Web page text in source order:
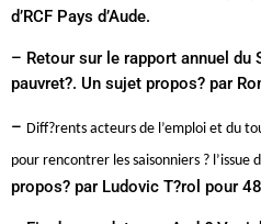
d’RCF Pays d’Aude.
– Retour sur le rapport annuel du
pauvret?. Un sujet propos? par
– Diff?rents acteurs de l’emploi et du
pour rencontrer les saisonniers ? l’issue
propos? par Ludovic T?rol pour